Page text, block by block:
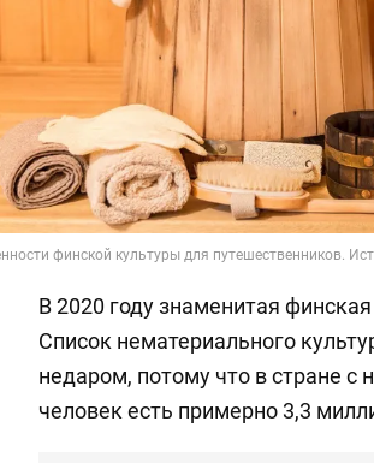
финской культуры для путешественников.
В 2020 году знаменитая
Список нематериального
недаром, потому что в стране с
человек есть примерно 3,3